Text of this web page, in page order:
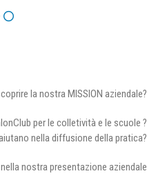
la nostra MISSION aziendale?
per le colletività e le scuole ?
nella diffusione della pratica?
nostra presentazione aziendale